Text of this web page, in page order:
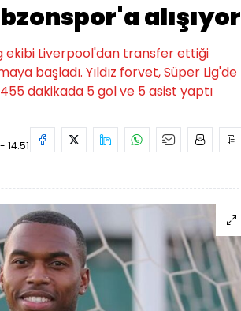
alışıyor
ekibi Liverpool'dan transfer ettiği
başladı. Yıldız forvet, Süper Lig'de
dakikada 5 gol ve 5 asist yaptı
14:51